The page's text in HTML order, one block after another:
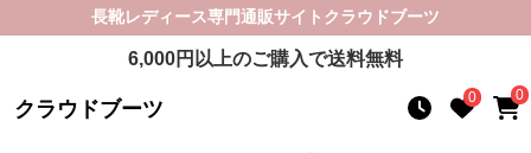
長靴レディース専門通販サイト クラウドブーツ
6,000円以上のご購入で送料無料
クラウドブーツ 0 0